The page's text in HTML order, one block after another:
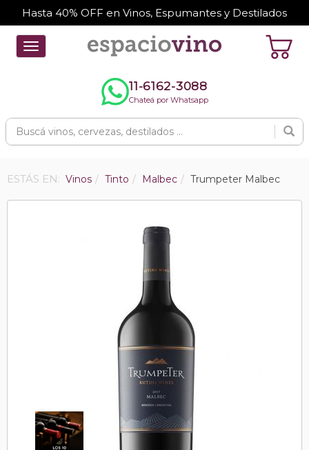
Hasta 40% OFF en Vinos, Espumantes y Destilados
Toggle
navigation
11-6162-3088
Chateá por Whatsapp
ESTÁS EN: Vinos Tinto Malbec Trumpeter Malbec